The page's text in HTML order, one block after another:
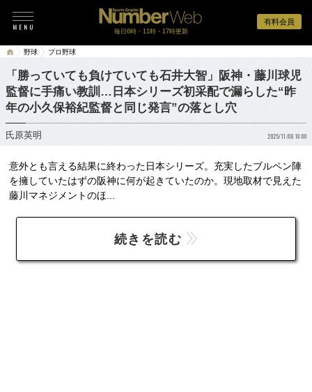
有料会員
毎日6時・11時・17時更新
野球 プロ野球
「勝っていても負けていても石井大智」阪神・藤川球児
監督に手痛い教訓…日本シリーズ初采配で漏らした“昨
年の小久保裕紀監督と同じ発言”の落とし穴
氏原英明 2025/11/08 18:00
意外とも言える結果に終わった日本シリーズ。充実したブルペン陣
を擁していたはずの阪神に何が起きていたのか。現地取材で見えた
藤川マネジメントのほ...
続きを読む